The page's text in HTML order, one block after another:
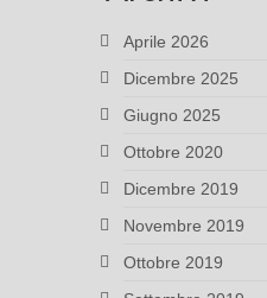
Aprile 2026
Dicembre 2025
Giugno 2025
Ottobre 2020
Dicembre 2019
Novembre 2019
Ottobre 2019